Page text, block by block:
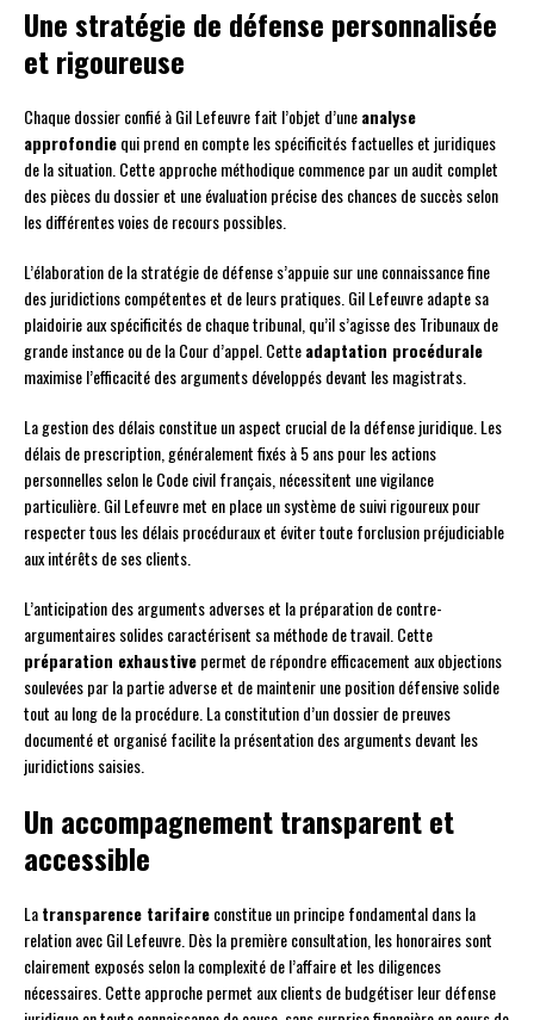
Une stratégie de défense personnalisée
et rigoureuse
Chaque dossier confié à Gil Lefeuvre fait l’objet d’uneanalyse
approfondiequi prend en compte les spécificités factuelles et juridiques
de la situation. Cette approche méthodique commence par un audit complet
des pièces du dossier et une évaluation précise des chances de succès selon
les différentes voies de recours possibles.
L’élaboration de la stratégie de défense s’appuie sur une connaissance fine
des juridictions compétentes et de leurs pratiques. Gil Lefeuvre adapte sa
plaidoirie aux spécificités de chaque tribunal, qu’il s’agisse des Tribunaux de
grande instance ou de la Cour d’appel. Cetteadaptation procédurale
maximise l’efficacité des arguments développés devant les magistrats.
La gestion des délais constitue un aspect crucial de la défense juridique. Les
délais de prescription, généralement fixés à 5 ans pour les actions
personnelles selon le Code civil français, nécessitent une vigilance
particulière. Gil Lefeuvre met en place un système de suivi rigoureux pour
respecter tous les délais procéduraux et éviter toute forclusion préjudiciable
aux intérêts de ses clients.
L’anticipation des arguments adverses et la préparation de contre-
argumentaires solides caractérisent sa méthode de travail. Cette
préparation exhaustivepermet de répondre efficacement aux objections
soulevées par la partie adverse et de maintenir une position défensive solide
tout au long de la procédure. La constitution d’un dossier de preuves
documenté et organisé facilite la présentation des arguments devant les
juridictions saisies.
Un accompagnement transparent et
accessible
Latransparence tarifaireconstitue un principe fondamental dans la
relation avec Gil Lefeuvre. Dès la première consultation, les honoraires sont
clairement exposés selon la complexité de l’affaire et les diligences
nécessaires. Cette approche permet aux clients de budgétiser leur défense